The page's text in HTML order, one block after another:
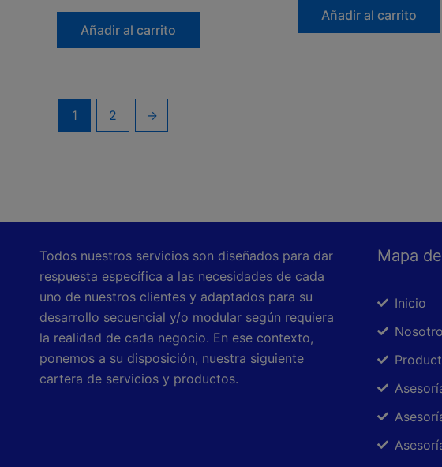
Añadir al carrito
Añadir al carrito
1 2 →
Todos nuestros servicios son diseñados para dar
respuesta específica a las necesidades de cada
uno de nuestros clientes y adaptados para su
desarrollo secuencial y/o modular según requiera
la realidad de cada negocio. En ese contexto,
ponemos a su disposición, nuestra siguiente
cartera de servicios y productos.
Mapa
Inicio